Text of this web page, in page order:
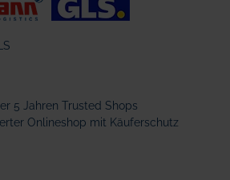
5 Jahren Trusted Shops
Onlineshop mit Käuferschutz